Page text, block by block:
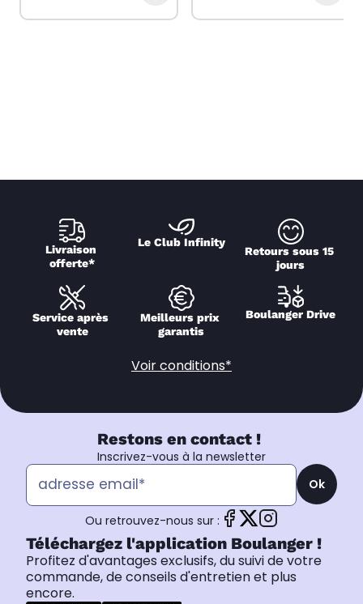
Livraison
offerte*
Le Club Infinity
Retours sous 15
jours
Service après
vente
Meilleurs prix
garantis
Boulanger Drive
Voir conditions*
Restons en contact !
Inscrivez-vous à la newsletter
Ok
Ou retrouvez-nous sur :
Téléchargez l'application Boulanger !
Profitez d'avantages exclusifs, du suivi de votre
commande, de conseils d'entretien et plus
encore.